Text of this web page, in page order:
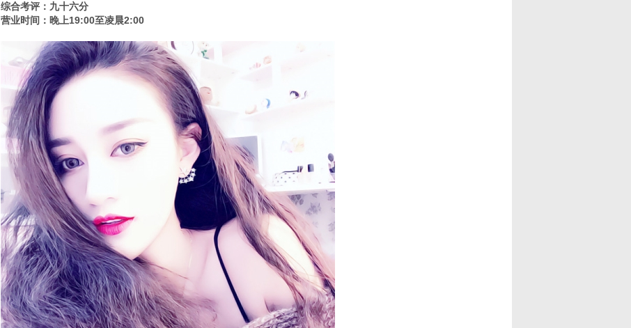
综合考评：九十六分
营业时间：晚上19:00至凌晨2:00